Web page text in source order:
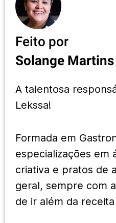
Feito por
Solange Martins
A talentosa
Lekssa!
Formada em
especializações em
criativa e pratos de
geral, sempre com
de ir além da